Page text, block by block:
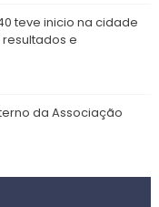
teve inicio na cidade
e
da Associação